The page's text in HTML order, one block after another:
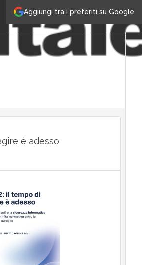
Aggiungi tra i preferiti su Google
è adesso